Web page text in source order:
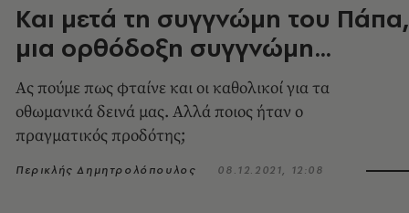
Και μετά τη συγγνώμη του Πάπα,
μια ορθόδοξη συγγνώμη…
Ας πούμε πως φταίνε και οι καθολικοί για τα
οθωμανικά δεινά μας. Αλλά ποιος ήταν ο
πραγματικός προδότης;
Περικλής Δημητρολόπουλος 08.12.2021, 12:08